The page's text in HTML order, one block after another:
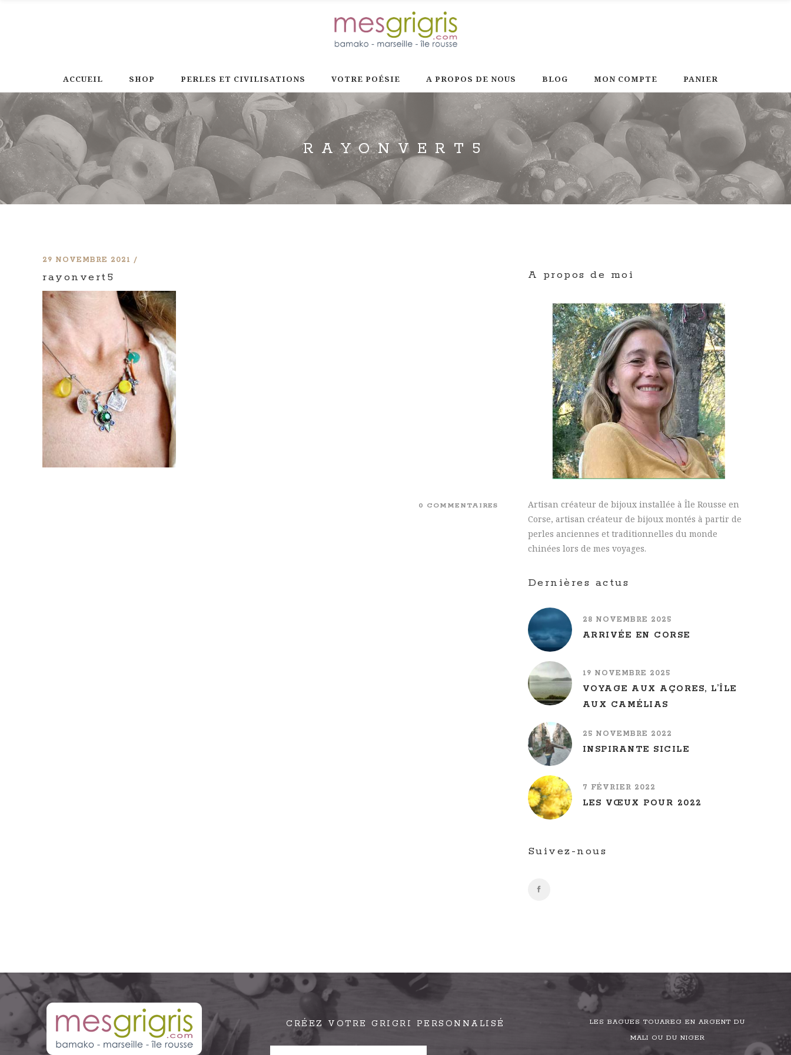
ACCUEIL SHOP PERLES ET CIVILISATIONS VOTRE POÉSIE A PROPOS DE NOUS BLOG MON COMPTE PANIER
RAYONVERT5
29 NOVEMBRE 2021
rayonvert5
0 COMMENTAIRES
A propos de moi
Artisan créateur de bijoux installée à Île Rousse en
Corse, artisan créateur de bijoux montés à partir de
perles anciennes et traditionnelles du monde
chinées lors de mes voyages.
Dernières actus
28 NOVEMBRE 2025
ARRIVÉE EN CORSE
19 NOVEMBRE 2025
VOYAGE AUX AÇORES, L’ÎLE
AUX CAMÉLIAS
25 NOVEMBRE 2022
INSPIRANTE SICILE
7 FÉVRIER 2022
LES VŒUX POUR 2022
Suivez-nous
CRÉEZ VOTRE GRIGRI PERSONNALISÉ
LES BAGUES TOUAREG EN ARGENT DU
MALI OU DU NIGER